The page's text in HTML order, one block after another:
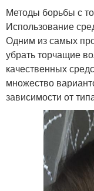
Методы борьбы с
Использование
Одним из самых
убрать торчащие
качественных
множество
зависимости от